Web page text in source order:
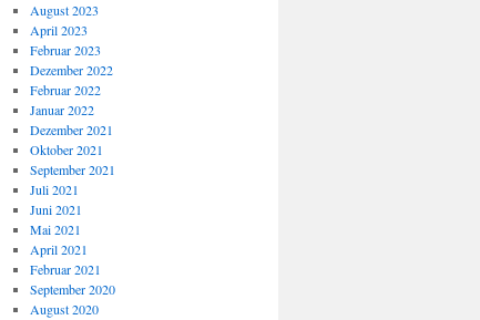
August 2023
April 2023
Februar 2023
Dezember 2022
Februar 2022
Januar 2022
Dezember 2021
Oktober 2021
September 2021
Juli 2021
Juni 2021
Mai 2021
April 2021
Februar 2021
September 2020
August 2020